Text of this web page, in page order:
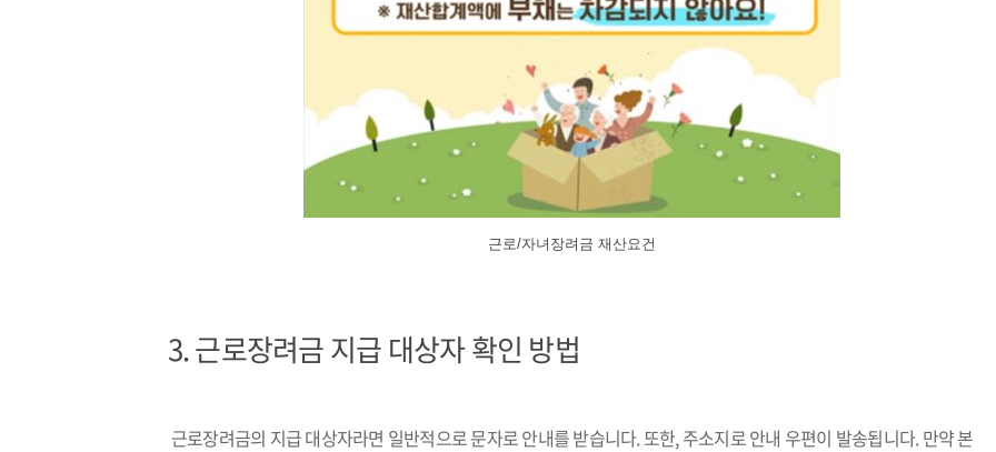
근로/자녀장려금 재산요건
3. 근로장려금 지급 대상자 확인 방법
근로장려금의 지급 대상자라면 일반적으로 문자로 안내를 받습니다. 또한, 주소지로 안내 우편이 발송됩니다. 만약 본